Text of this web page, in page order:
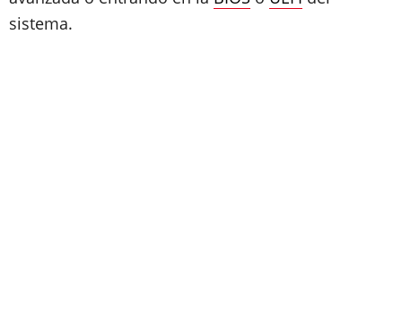
sistema.